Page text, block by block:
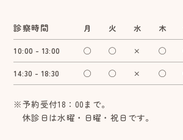
診察時間 月 火 水 木
10:00 - 13:00 ◯ ◯ × ◯
14:30 - 18:30 ◯ ◯ × ◯
※予約受付18：00まで。
休診日は水曜・日曜・祝日です。